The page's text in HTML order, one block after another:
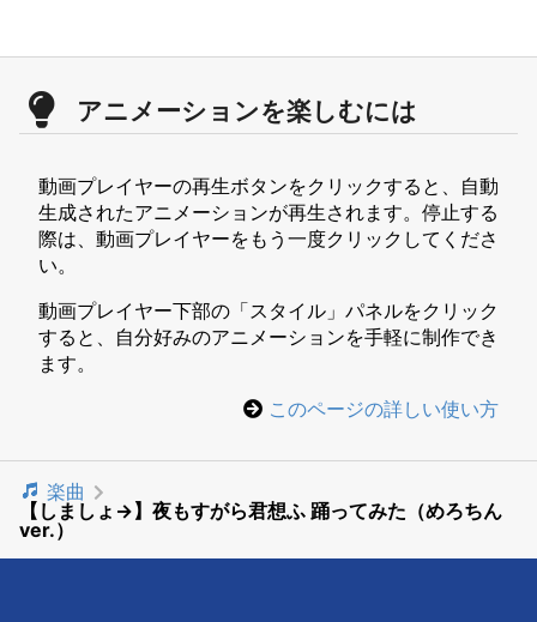
アニメーションを楽しむには
動画プレイヤーの再生ボタンをクリックすると、自動
生成されたアニメーションが再生されます。停止する
際は、動画プレイヤーをもう一度クリックしてくださ
い。
動画プレイヤー下部の「スタイル」パネルをクリック
すると、自分好みのアニメーションを手軽に制作でき
ます。
このページの詳しい使い方
楽曲
【しましょ→】夜もすがら君想ふ 踊ってみた（めろちん
ver.）